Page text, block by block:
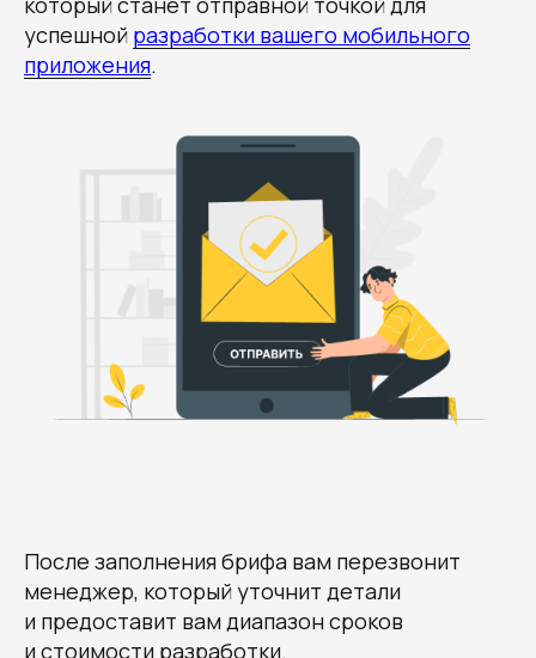
успешной разработки вашего мобильного
приложения.
После заполнения брифа вам перезвонит
менеджер, который уточнит детали
и предоставит вам диапазон сроков
и стоимости разработки.